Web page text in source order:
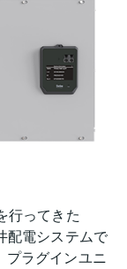
行ってきた
配電システムで
プラグインユニ